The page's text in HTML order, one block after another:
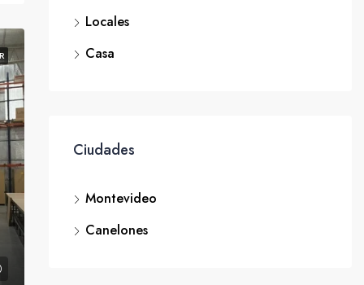
Locales
Casa
Ciudades
Montevideo
Canelones